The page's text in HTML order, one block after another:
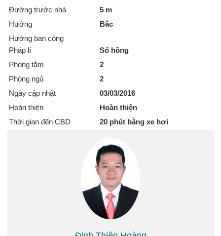
Đường trước nhà
5 m
Hướng
Bắc
Hướng ban công
Pháp lí
Sổ hồng
Phòng tắm
2
Phòng ngủ
2
Ngày cập nhật
03/03/2016
Hoàn thiện
Hoàn thiện
Thời gian đến CBD
20 phút bằng xe hơi